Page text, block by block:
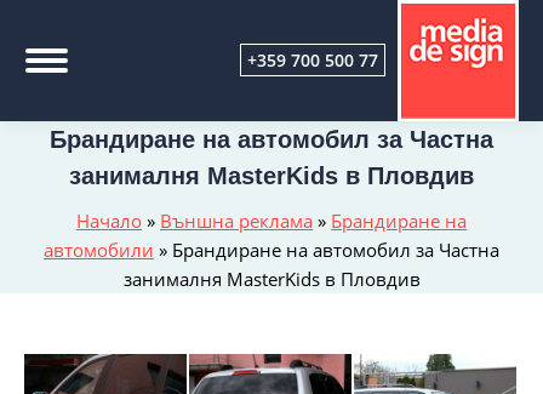
+359 700 500 77
Начало » Външна реклама » Брандиране на
автомобили » Брандиране на автомобил за Частна
занималня MasterKids в Пловдив
Брандиране на автомобил за Частна
занималня MasterKids в Пловдив